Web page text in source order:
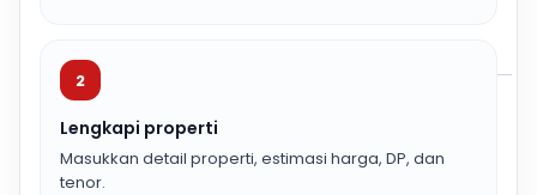
2
Lengkapi properti
Masukkan detail properti, estimasi harga, DP, dan
tenor.